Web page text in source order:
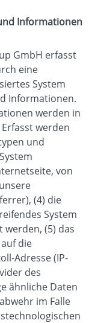
Informationen
GmbH erfasst
eine
System
Informationen.
werden in
werden
und
von
(4) die
System
(5) das
die
Adresse (IP-
des
ähnliche Daten
im Falle